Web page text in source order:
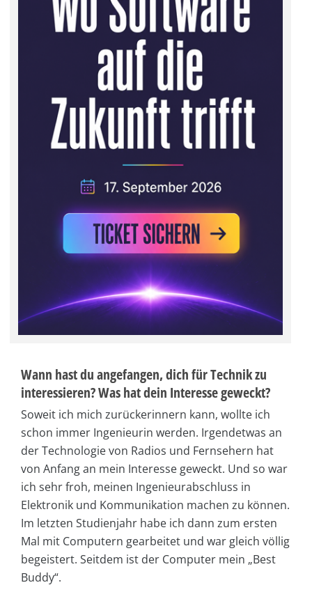
Wann hast du angefangen, dich für Technik zu
interessieren? Was hat dein Interesse geweckt?
Soweit ich mich zurückerinnern kann, wollte ich
schon immer Ingenieurin werden. Irgendetwas an
der Technologie von Radios und Fernsehern hat
von Anfang an mein Interesse geweckt. Und so war
ich sehr froh, meinen Ingenieurabschluss in
Elektronik und Kommunikation machen zu können.
Im letzten Studienjahr habe ich dann zum ersten
Mal mit Computern gearbeitet und war gleich völlig
begeistert. Seitdem ist der Computer mein „Best
Buddy“.